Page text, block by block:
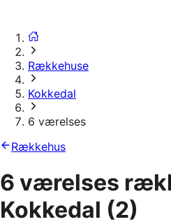
Rækkehuse
Kokkedal
6 værelses
Rækkehus
6 værelses
Kokkedal (2)